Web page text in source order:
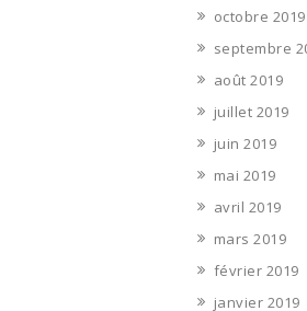
octobre 2019
septembre
août 2019
juillet 2019
juin 2019
mai 2019
avril 2019
mars 2019
février 2019
janvier 2019